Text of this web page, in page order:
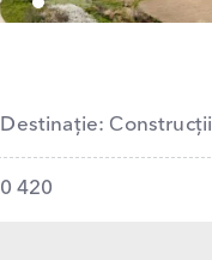
Destinație: Сonstrucții
420